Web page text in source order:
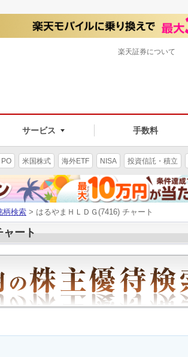
サービス 手数料
楽天証券について
PO 米国株式 海外ETF NISA 投資信託・積立
柄検索 > はるやまＨＬＤＧ(7416) チャート
ャート